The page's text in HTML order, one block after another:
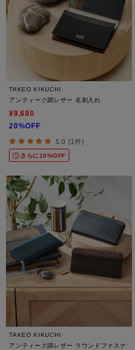
TAKEO KIKUCHI
アンティーク調レザー 名刺入れ
¥9,680
20%OFF
5.0 (1件)
さらに10%OFF
TAKEO KIKUCHI
アンティーク調レザー ラウンドファスナ